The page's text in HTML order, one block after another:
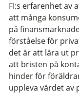
FI:s erfarenhet av
att många
på
förståelse för
det är att lära ut
att bristen på
hinder för
uppleva värdet av